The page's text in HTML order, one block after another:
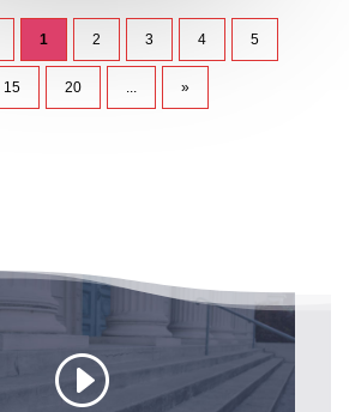
1 2 3 4 5
15 20 »